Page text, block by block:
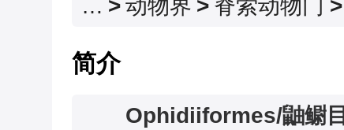
… >动物界 > 脊索动物门 >
简介
Ophidiiformes/鼬鳚目